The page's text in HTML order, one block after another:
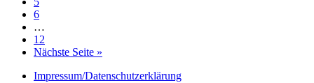
6
…
12
Nächste Seite »
Impressum/Datenschutzerklärung